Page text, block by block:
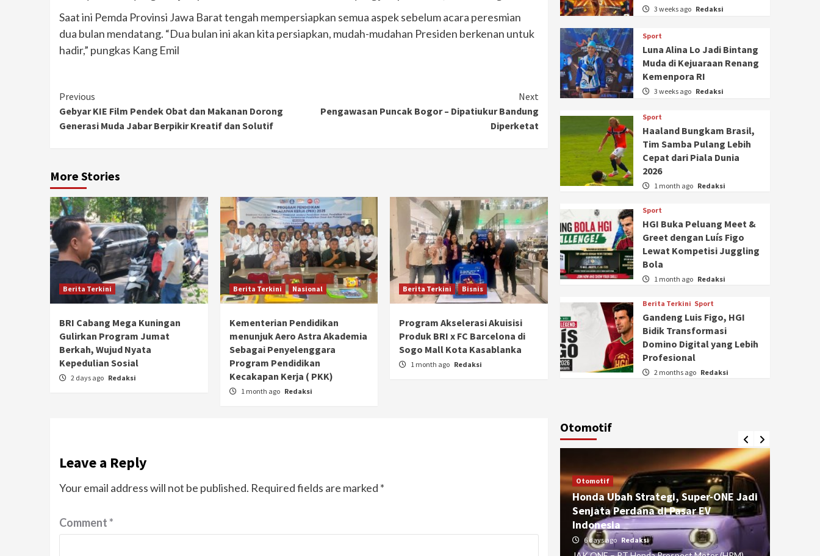
Saat ini Pemda Provinsi Jawa Barat tengah mempersiapkan semua aspek sebelum acara peresmian
dua bulan mendatang. “Dua bulan ini akan kita persiapkan, mudah-mudahan Presiden berkenan untuk
hadir,” pungkas Kang Emil
Continue
Reading
Previous
Gebyar KIE Film Pendek Obat dan Makanan Dorong
Generasi Muda Jabar Berpikir Kreatif dan Solutif
Next
Pengawasan Puncak Bogor – Dipatiukur Bandung
Diperketat
More Stories
Berita Terkini
BRI Cabang Mega Kuningan
Gulirkan Program Jumat
Berkah, Wujud Nyata
Kepedulian Sosial
2 days ago Redaksi
Berita Terkini Nasional
Kementerian Pendidikan
menunjuk Aero Astra Akademia
Sebagai Penyelenggara
Program Pendidikan
Kecakapan Kerja ( PKK)
1 month ago Redaksi
Berita Terkini Bisnis
Program Akselerasi Akuisisi
Produk BRI x FC Barcelona di
Sogo Mall Kota Kasablanka
1 month ago Redaksi
Leave a Reply
Your email address will not be published. Required fields are marked *
Comment*
3 weeks ago Redaksi
Sport
Luna Alina Lo Jadi Bintang
Muda di Kejuaraan Renang
Kemenpora RI
3 weeks ago Redaksi
Sport
Haaland Bungkam Brasil,
Tim Samba Pulang Lebih
Cepat dari Piala Dunia
2026
1 month ago Redaksi
Sport
HGI Buka Peluang Meet &
Greet dengan Luís Figo
Lewat Kompetisi Juggling
Bola
1 month ago Redaksi
Berita Terkini Sport
Gandeng Luis Figo, HGI
Bidik Transformasi
Domino Digital yang Lebih
Profesional
2 months ago Redaksi
Otomotif
Otomotif
Otomotif
Honda Ubah Strategi, Super-ONE Jadi
Senjata Perdana di Pasar EV
Indonesia
6 days ago Redaksi